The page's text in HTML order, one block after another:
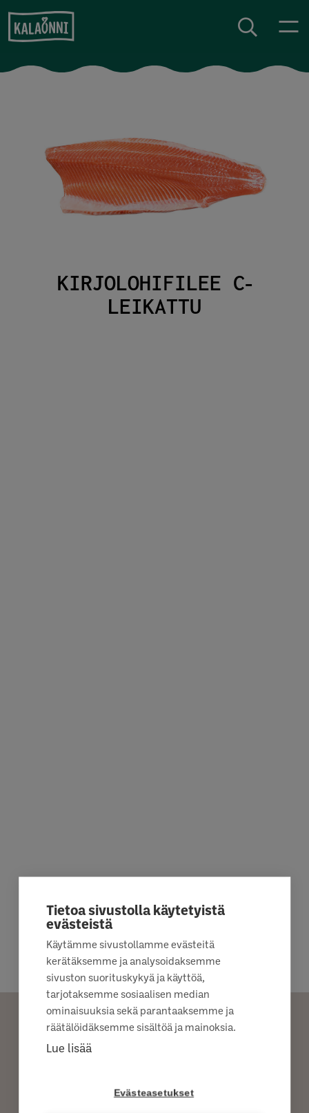
Siirry sisältöön
KIRJOLOHIFILEE C‐
LEIKATTU
PYYDÄ TUOTETTA
Tietoa sivustolla käytetyistä
evästeistä
Käytämme sivustollamme evästeitä
kerätäksemme ja analysoidaksemme
sivuston suorituskykyä ja käyttöä,
tarjotaksemme sosiaalisen median
ominaisuuksia sekä parantaaksemme ja
räätälöidäksemme sisältöä ja mainoksia.
Lue lisää
Evästeasetukset